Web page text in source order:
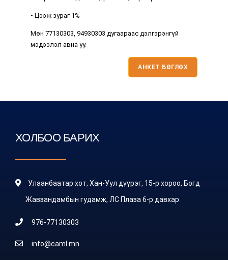
• Цээж зураг 1%
Мөн 77130303, 94930303 дугаараас дэлгэрэнгүй
мэдээлэл авна уу.
АНКЕТ БӨГЛӨХ
ХОЛБОО БАРИХ
Улаанбаатар хот, Хан-Уул дүүрэг, 15-р хороо, Богд
Жавзандамбын гудамж, ЛС Плаза 6-р давхар
976-77130303
info@caml.mn